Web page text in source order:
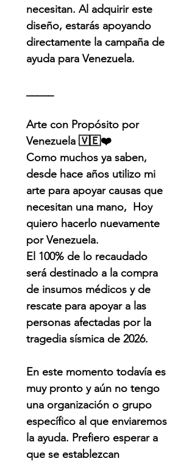
necesitan. Al adquirir este
diseño, estarás apoyando
directamente la campaña de
ayuda para Venezuela.
Arte con Propósito por
Venezuela 🇻🇪❤️
Como muchos ya saben,
desde hace años utilizo mi
arte para apoyar causas que
necesitan una mano, Hoy
quiero hacerlo nuevamente
por Venezuela.
El 100% de lo recaudado
será destinado a la compra
de insumos médicos y de
rescate para apoyar a las
personas afectadas por la
tragedia sísmica de 2026.
En este momento todavía es
muy pronto y aún no tengo
una organización o grupo
específico al que enviaremos
la ayuda. Prefiero esperar a
que se establezcan